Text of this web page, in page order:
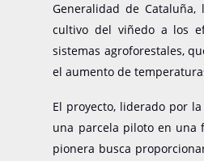
Generalidad de Cataluña,
cultivo del viñedo a los
sistemas agroforestales,
el aumento de
El proyecto, liderado por
una parcela piloto en una
pionera busca